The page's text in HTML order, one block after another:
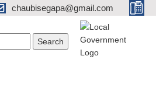
chaubisegapa@gmail.com